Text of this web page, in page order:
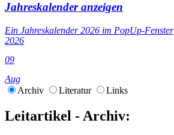
Jahreskalender anzeigen
Ein Jahreskalender 2026 im PopUp-Fenster
2026
09
Aug
Archiv
Literatur Links
Leitartikel - Archiv: